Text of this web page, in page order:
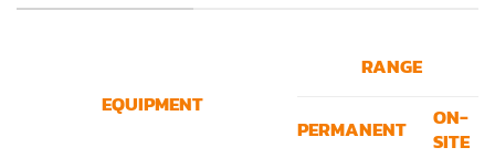
EQUIPMENT
RANGE
PERMANENT
ON-
SITE